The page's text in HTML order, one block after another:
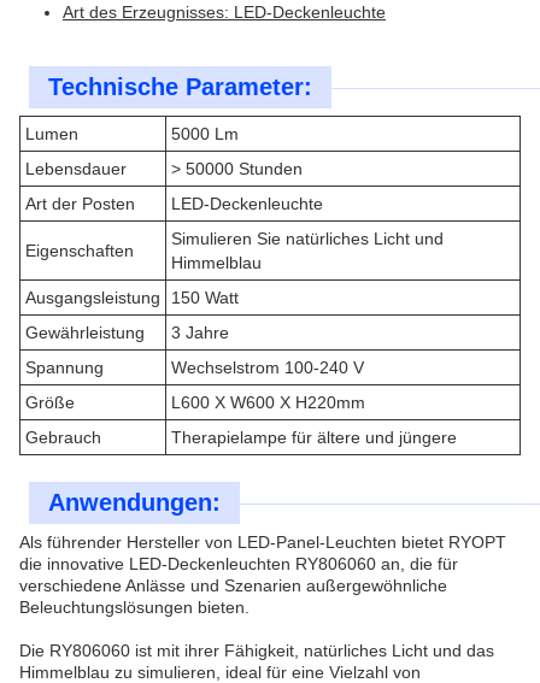
Art des Erzeugnisses: LED-Deckenleuchte
Technische Parameter:
Lumen
5000 Lm
Lebensdauer
> 50000 Stunden
Art der Posten
LED-Deckenleuchte
Eigenschaften
Simulieren Sie natürliches Licht und
Himmelblau
Ausgangsleistung
150 Watt
Gewährleistung
3 Jahre
Spannung
Wechselstrom 100-240 V
Größe
L600 X W600 X H220mm
Gebrauch
Therapielampe für ältere und jüngere
Anwendungen:
Als führender Hersteller von LED-Panel-Leuchten bietet RYOPT
die innovative LED-Deckenleuchten RY806060 an, die für
verschiedene Anlässe und Szenarien außergewöhnliche
Beleuchtungslösungen bieten.
Die RY806060 ist mit ihrer Fähigkeit, natürliches Licht und das
Himmelblau zu simulieren, ideal für eine Vielzahl von